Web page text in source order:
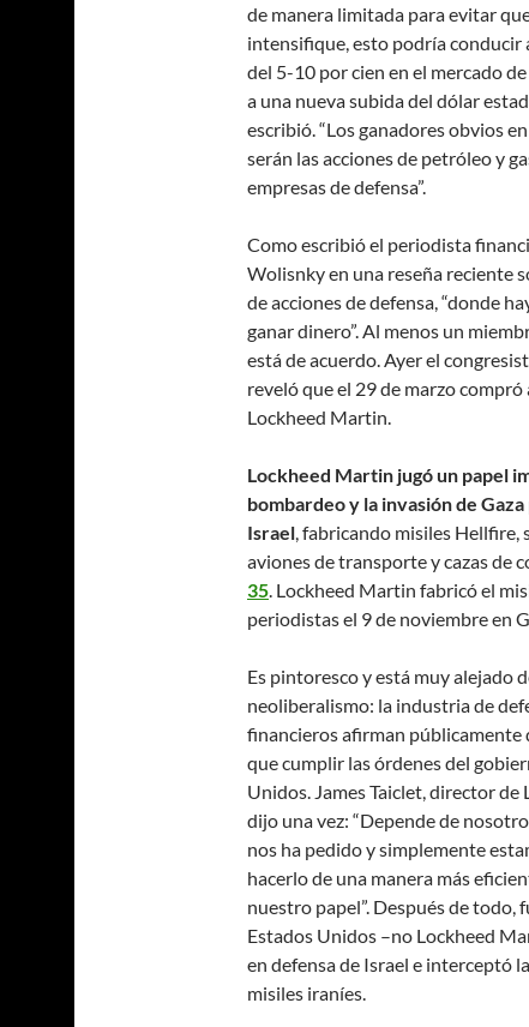
de manera limitada para evitar
intensifique, esto podría conducir
del 5-10 por cien en el mercado
a una nueva subida del dólar
escribió. “Los ganadores obvios
serán las acciones de petróleo y
empresas de defensa”.
Como escribió el periodista
Wolisnky en una reseña reciente
de acciones de defensa, “donde
ganar dinero”. Al menos un
está de acuerdo. Ayer el
reveló que el 29 de marzo compró
Lockheed Martin.
Lockheed Martin jugó un papel
bombardeo y la invasión de
Israel , fabricando misiles
aviones de transporte y cazas de
35 . Lockheed Martin fabricó el
periodistas el 9 de noviembre en
Es pintoresco y está muy alejado
neoliberalismo: la industria de
financieros afirman públicamente
que cumplir las órdenes del
Unidos. James Taiclet, director de
dijo una vez: “Depende de
nos ha pedido y simplemente
hacerlo de una manera más
nuestro papel”. Después de todo,
Estados Unidos –no Lockheed
en defensa de Israel e interceptó
misiles iraníes.